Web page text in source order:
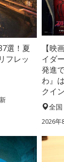
選！夏
フレッ
【映
イダ
発進
わ』
クイン
全国
2026年